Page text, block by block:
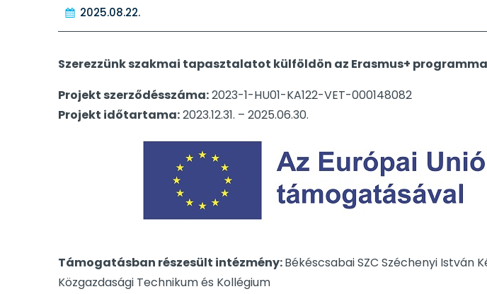
2025.08.22.
Szerezzünk szakmai tapasztalatot külföldön az Erasmus+
Projekt szerződésszáma:2023-1-HU01-KA122-VET-000148082
Projekt időtartama:2023.12.31. – 2025.06.30.
Támogatásban részesült intézmény:Békéscsabai SZC Széchenyi István
Közgazdasági Technikum és Kollégium